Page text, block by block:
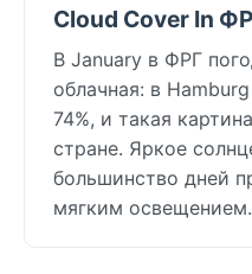
Cloud Cover In
В January в ФРГ
облачная: в
74%, и такая
стране. Яркое
большинство дней
мягким освещением.